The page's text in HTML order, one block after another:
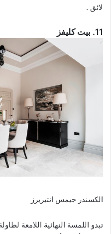
لائق .
11. بيت كليفز
الكسندر جيمس انتيريرز